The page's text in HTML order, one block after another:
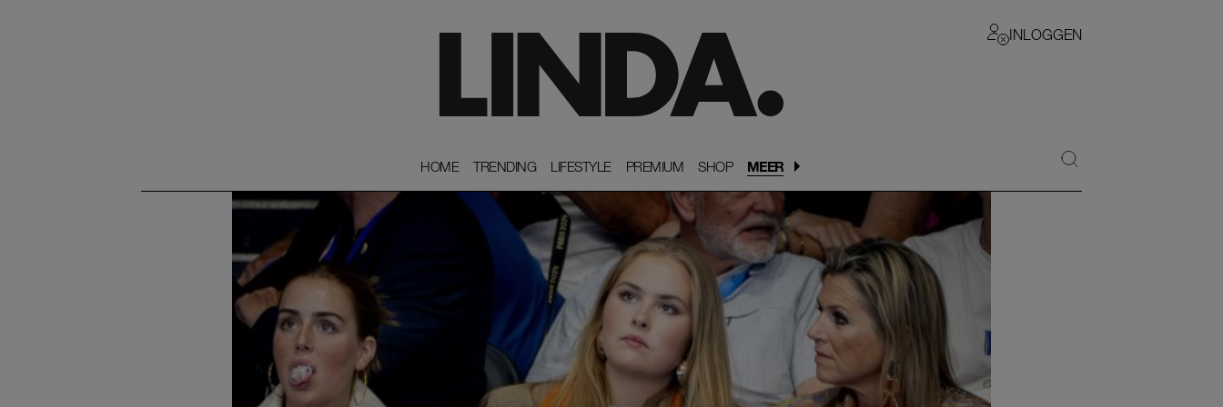
INLOGGEN
HOME
HOME TRENDING
TRENDING LIFESTYLE
LIFESTYLE PREMIUM
PREMIUM SHOP
SHOP MEER